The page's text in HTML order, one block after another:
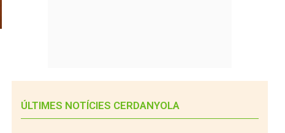
ÚLTIMES NOTÍCIES CERDANYOLA